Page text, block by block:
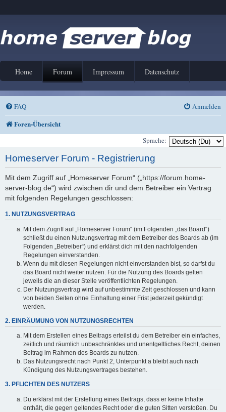
Home Forum Impressum Datenschutz
FAQ Anmelden
Foren-Übersicht
Sprache:
Homeserver Forum - Registrierung
Mit dem Zugriff auf „Homeserver Forum“ („https://forum.home-
server-blog.de“) wird zwischen dir und dem Betreiber ein Vertrag
mit folgenden Regelungen geschlossen:
1. NUTZUNGSVERTRAG
Mit dem Zugriff auf „Homeserver Forum“ (im Folgenden „das Board“)
schließt du einen Nutzungsvertrag mit dem Betreiber des Boards ab (im
Folgenden „Betreiber“) und erklärst dich mit den nachfolgenden
Regelungen einverstanden.
Wenn du mit diesen Regelungen nicht einverstanden bist, so darfst du
das Board nicht weiter nutzen. Für die Nutzung des Boards gelten
jeweils die an dieser Stelle veröffentlichten Regelungen.
Der Nutzungsvertrag wird auf unbestimmte Zeit geschlossen und kann
von beiden Seiten ohne Einhaltung einer Frist jederzeit gekündigt
werden.
2. EINRÄUMUNG VON NUTZUNGSRECHTEN
Mit dem Erstellen eines Beitrags erteilst du dem Betreiber ein einfaches,
zeitlich und räumlich unbeschränktes und unentgeltliches Recht, deinen
Beitrag im Rahmen des Boards zu nutzen.
Das Nutzungsrecht nach Punkt 2, Unterpunkt a bleibt auch nach
Kündigung des Nutzungsvertrages bestehen.
3. PFLICHTEN DES NUTZERS
Du erklärst mit der Erstellung eines Beitrags, dass er keine Inhalte
enthält, die gegen geltendes Recht oder die guten Sitten verstoßen. Du